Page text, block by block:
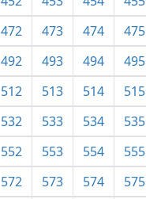
472 473 474 475
492 493 494 495
512 513 514 515
532 533 534 535
552 553 554 555
572 573 574 575